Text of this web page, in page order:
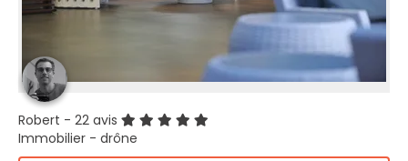
Robert - 22 avis
Immobilier - drône